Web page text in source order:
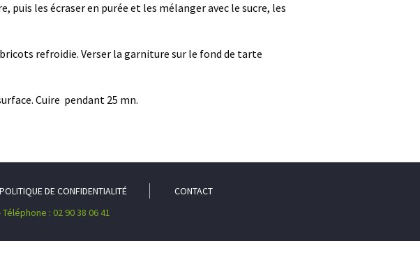
puis les écraser en purée et les mélanger avec le sucre, les
refroidie. Verser la garniture sur le fond de tarte
Cuire pendant 25 mn.
POLITIQUE DE CONFIDENTIALITÉ
CONTACT
: 02 90 38 06 41